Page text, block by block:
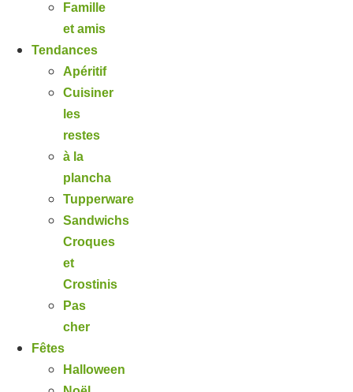
Famille
et amis
Tendances
Apéritif
Cuisiner
les
restes
à la
plancha
Tupperware
Sandwichs
Croques
et
Crostinis
Pas
cher
Fêtes
Halloween